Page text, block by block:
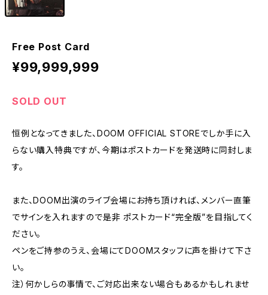
Free Post Card
¥99,999,999
SOLD OUT
恒例となってきました、DOOM OFFICIAL STOREでしか手に入
らない購入特典ですが、今期はポストカードを発送時に同封しま
す。
また、DOOM出演のライブ会場にお持ち頂ければ、メンバー直筆
でサインを入れますので是非 ポストカード“完全版”を目指してく
ださい。
ペンをご持参のうえ、会場にてDOOMスタッフに声を掛けて下さ
い。
注）何かしらの事情で、ご対応出来ない場合もあるかもしれませ